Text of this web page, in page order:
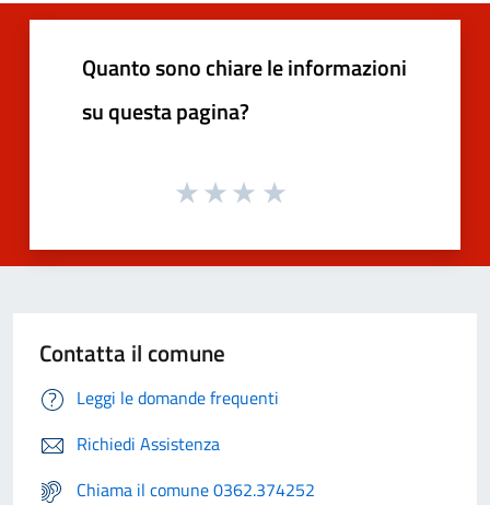
Quanto sono chiare le informazioni
su questa pagina?
Contatta il comune
Leggi le domande frequenti
Richiedi Assistenza
Chiama il comune 0362.374252